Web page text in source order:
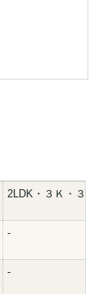
2LDK・３Ｋ・３ＤＫ
-
-